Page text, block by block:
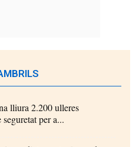
lliura 2.200 ulleres
per a...